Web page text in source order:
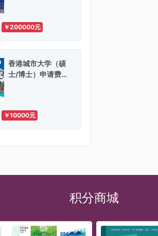
￥200000元
香港城市大学（硕
士/博士）申请费首
￥10000元
积分商城